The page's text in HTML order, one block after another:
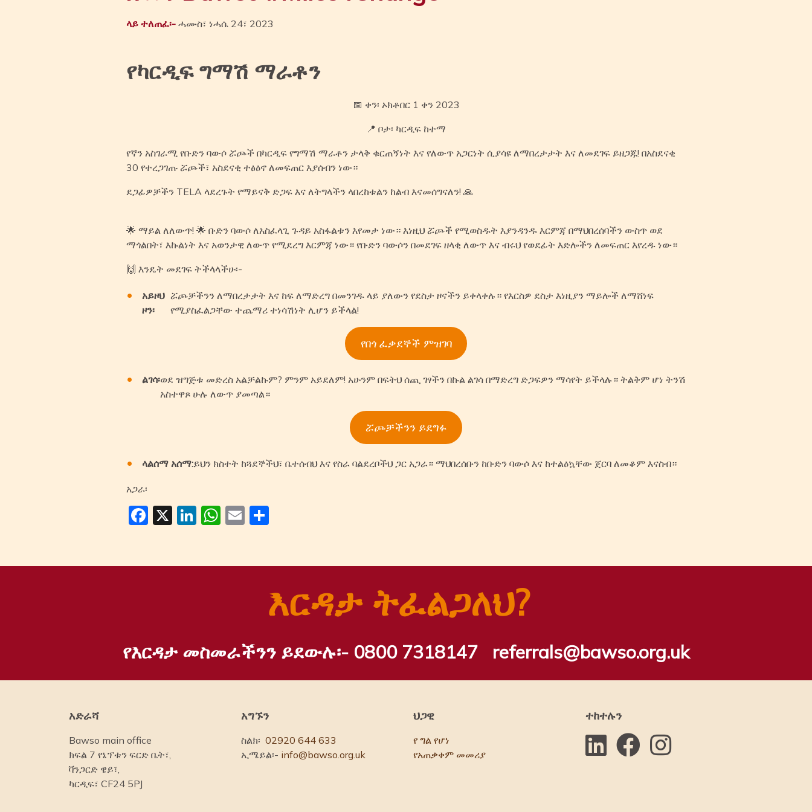
ላይ ተለጠፈ፡- ሓሙስ፣ ነሓሴ 24፣ 2023
የካርዲፍ ግማሽ ማራቶን
📅 ቀን፡ ኦክቶበር 1 ቀን 2023
📍 ቦታ፡ ካርዲፍ ከተማ
የኛን አስገራሚ የቡድን ባውሶ ሯጮች በካርዲፍ የግማሽ ማራቶን ታላቅ ቁርጠኝነት እና የለውጥ አጋርነት ሲያሳዩ ለማበረታታት እና ለመደገፍ ይዘጋጁ! በአስደናቂ
30 የተረጋገጡ ሯጮች፣ አስደናቂ ተፅዕኖ ለመፍጠር እያሰብን ነው።
ደጋፊዎቻችን TELA ላደረጉት የማይናቅ ድጋፍ እና ለትግላችን ላበረከቱልን ከልብ እናመሰግናለን! 🙏
🌟 ማይል ለለውጥ! 🌟 ቡድን ባውሶ ለአስፈላጊ ጉዳይ አስፋልቱን እየመታ ነው። እነዚህ ሯጮች የሚወስዱት እያንዳንዱ እርምጃ በማህበረሰባችን ውስጥ ወደ
ማጎልበት፣ እኩልነት እና አወንታዊ ለውጥ የሚደረግ እርምጃ ነው። የቡድን ባውሶን በመደገፍ ዘላቂ ለውጥ እና ብሩህ የወደፊት እድሎችን ለመፍጠር እየረዱ ነው።
🙌 እንዴት መደገፍ ትችላላችሁ፡-
አይዞህ
ዞን፡
ሯጮቻችንን ለማበረታታት እና ከፍ ለማድረግ በመንገዱ ላይ ያለውን የደስታ ዞናችን ይቀላቀሉ። የእርስዎ ደስታ እነዚያን ማይሎች ለማሸነፍ
የሚያስፈልጋቸው ተጨማሪ ተነሳሽነት ሊሆን ይችላል!
የበጎ ፈቃደኞች ምዝገባ
ልገሳ፡ወደ ዝግጅቱ መድረስ አልቻልኩም? ምንም አይደለም! አሁንም በፍትህ ሰጪ ገፃችን በኩል ልገሳ በማድረግ ድጋፍዎን ማሳየት ይችላሉ። ትልቅም ሆነ ትንሽ
አስተዋጾ ሁሉ ለውጥ ያመጣል።
ሯጮቻችንን ይደግፉ
ላልሰማ አሰማ:ይህን ክስተት ከጓደኞችህ፣ ቤተሰብህ እና የስራ ባልደረቦችህ ጋር አጋራ። ማህበረሰቡን ከቡድን ባውሶ እና ከተልዕኳቸው ጀርባ ለመቆም እናስብ።
አጋራ፡
Facebook
X LinkedIn
WhatsApp
Email
እርዳታ ትፈልጋለህ?
የእርዳታ መስመራችንን ይደውሉ፡- 0800 7318147 referrals@bawso.org.uk
አድራሻ
Bawso main office
ክፍል 7 የኔፕቱን ፍርድ ቤት፣,
ቫንጋርድ ዌይ፣,
ካርዲፍ፣ CF24 5PJ
አግኙን
ስልክ፡ 02920 644 633
ኢሜይል፡- info@bawso.org.uk
ህጋዊ
የ ግል የሆነ
የአጠቃቀም መመሪያ
ተከተሉን